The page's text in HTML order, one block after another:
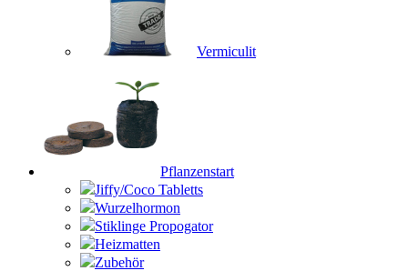
Vermiculit
Pflanzenstart
Jiffy/Coco Tabletts
Wurzelhormon
Stiklinge Propogator
Heizmatten
Zubehör